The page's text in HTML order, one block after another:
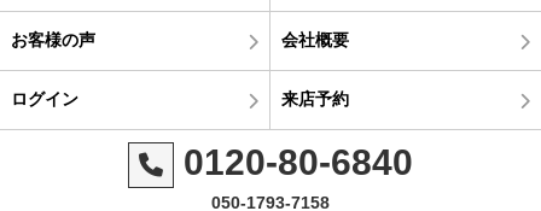
お客様の声 会社概要
ログイン 来店予約
0120-80-6840
050-1793-7158